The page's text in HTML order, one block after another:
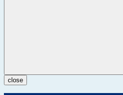
close